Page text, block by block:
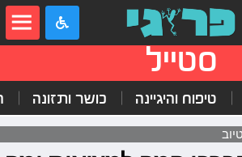
סטייל
טיפוח והיגיינה כושר ותזונה